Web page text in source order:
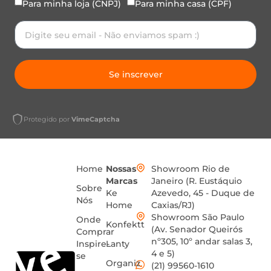
Para minha loja (CNPJ) Para minha casa (CPF)
Se inscrever
Protegido por VimeCaptcha
Home
Sobre
Nós
Onde
Comprar
Inspire-
se
Nossas
Marcas
Ke
Home
Konfektt
Lanty
Organiz
Showroom Rio de
Janeiro (R. Eustáquio
Azevedo, 45 - Duque de
Caxias/RJ)
Showroom São Paulo
(Av. Senador Queirós
nº305, 10º andar salas 3,
4 e 5)
(21) 99560-1610